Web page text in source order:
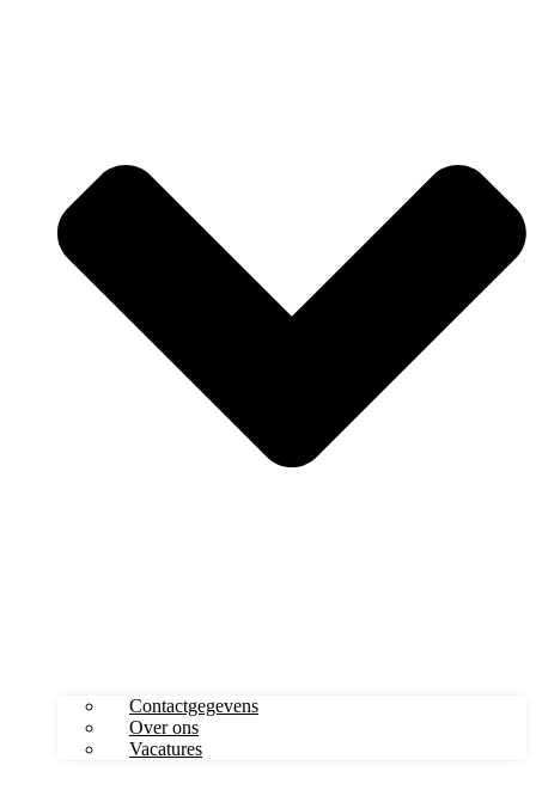
Contactgegevens
Over ons
Vacatures